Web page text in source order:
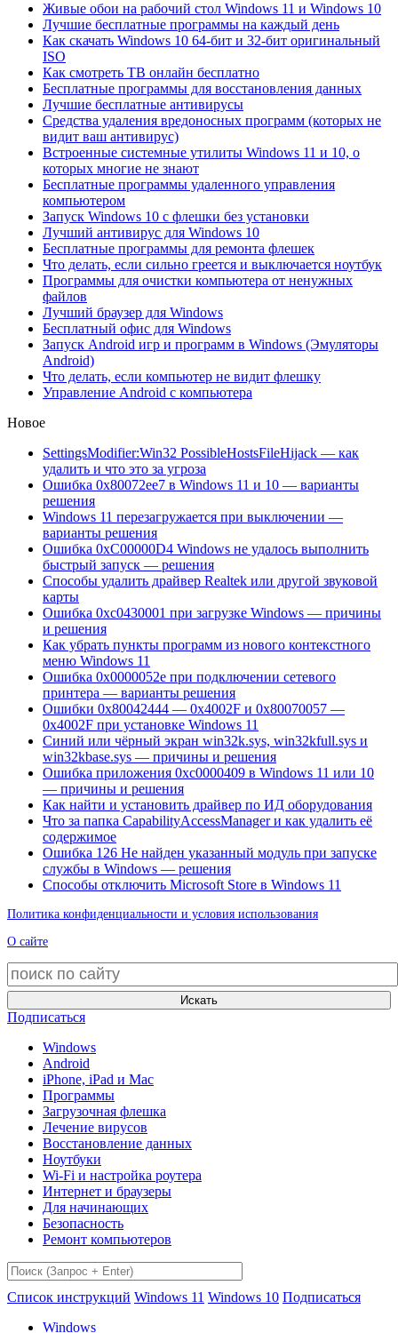
Живые обои на рабочий стол Windows 11 и Windows 10
Лучшие бесплатные программы на каждый день
Как скачать Windows 10 64-бит и 32-бит оригинальный
ISO
Как смотреть ТВ онлайн бесплатно
Бесплатные программы для восстановления данных
Лучшие бесплатные антивирусы
Средства удаления вредоносных программ (которых не
видит ваш антивирус)
Встроенные системные утилиты Windows 11 и 10, о
которых многие не знают
Бесплатные программы удаленного управления
компьютером
Запуск Windows 10 с флешки без установки
Лучший антивирус для Windows 10
Бесплатные программы для ремонта флешек
Что делать, если сильно греется и выключается ноутбук
Программы для очистки компьютера от ненужных
файлов
Лучший браузер для Windows
Бесплатный офис для Windows
Запуск Android игр и программ в Windows (Эмуляторы
Android)
Что делать, если компьютер не видит флешку
Управление Android с компьютера
Новое
SettingsModifier:Win32 PossibleHostsFileHijack — как
удалить и что это за угроза
Ошибка 0x80072ee7 в Windows 11 и 10 — варианты
решения
Windows 11 перезагружается при выключении —
варианты решения
Ошибка 0xC00000D4 Windows не удалось выполнить
быстрый запуск — решения
Способы удалить драйвер Realtek или другой звуковой
карты
Ошибка 0xc0430001 при загрузке Windows — причины
и решения
Как убрать пункты программ из нового контекстного
меню Windows 11
Ошибка 0x0000052e при подключении сетевого
принтера — варианты решения
Ошибки 0x80042444 — 0x4002F и 0x80070057 —
0x4002F при установке Windows 11
Синий или чёрный экран win32k.sys, win32kfull.sys и
win32kbase.sys — причины и решения
Ошибка приложения 0xc0000409 в Windows 11 или 10
— причины и решения
Как найти и установить драйвер по ИД оборудования
Что за папка CapabilityAccessManager и как удалить её
содержимое
Ошибка 126 Не найден указанный модуль при запуске
службы в Windows — решения
Способы отключить Microsoft Store в Windows 11
Политика конфиденциальности и условия использования
О сайте
Искать
Подписаться
Windows
Android
iPhone, iPad и Mac
Программы
Загрузочная флешка
Лечение вирусов
Восстановление данных
Ноутбуки
Wi-Fi и настройка роутера
Интернет и браузеры
Для начинающих
Безопасность
Ремонт компьютеров
Список инструкций Windows 11 Windows 10 Подписаться
Windows